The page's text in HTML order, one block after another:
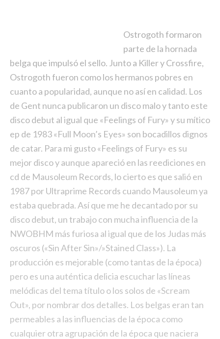
Ostrogoth formaron
parte de la hornada
belga que impulsó el sello. Junto a Killer y Crossfire,
Ostrogoth fueron como los hermanos pobres en
cuanto a popularidad, aunque no así en calidad. Los
de Gent nunca publicaron un disco malo y tanto este
disco debut al igual que «Feelings of Fury» y su mítico
ep de 1983 «Full Moon’s Eyes» son bocadillos dignos
de catar. Para mi gusto «Feelings of Fury» es su
mejor disco y aunque apareció en las reediciones en
cd de Mausoleum Records, lo cierto es que salió en
1987 por Ultraprime Records cuando Mausoleum ya
estaba quebrada. Así que me he decantado por su
disco debut, un trabajo con mucha influencia de la
NWOBHM más furiosa al igual que de los Judas más
oscuros («Sin After Sin»/»Stained Class»). La
producción es mejorable (como tantas de la época)
pero es una auténtica delicia escuchar las líneas
melódicas del tema título o los solos de «Scream
Out», por nombrar dos detalles. Los belgas eran tan
permeables a las influencias de la época como
cualquier otra agrupación de la época que naciera